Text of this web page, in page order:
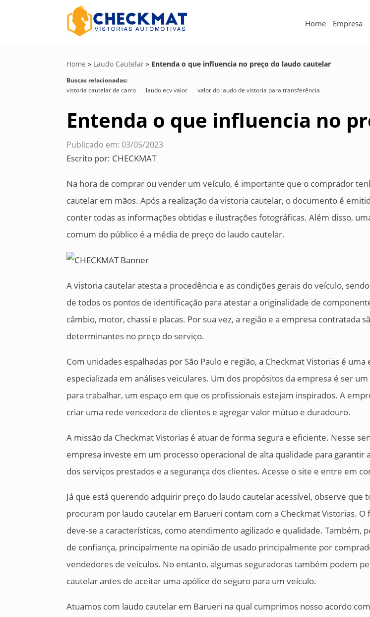
Home Empresa
Home » Laudo Cautelar » Entenda o que influencia no preço do laudo cautelar
Buscas relacionadas:
vistoria cautelar de carro
laudo ecv valor valor do laudo de vistoria para transferência
Entenda o que influencia no
Publicado em: 03/05/2023
Escrito por: CHECKMAT
Na hora de comprar ou vender um veículo, é importante que o comprador
cautelar em mãos. Após a realização da vistoria cautelar, o documento é
conter todas as informações obtidas e ilustrações fotográficas. Além disso,
comum do público é a média de preço do laudo cautelar.
A vistoria cautelar atesta a procedência e as condições gerais do veículo,
de todos os pontos de identificação para atestar a originalidade de
câmbio, motor, chassi e placas. Por sua vez, a região e a empresa contratada
determinantes no preço do serviço.
Com unidades espalhadas por São Paulo e região, a Checkmat Vistorias é uma
especializada em análises veiculares. Um dos propósitos da empresa é ser
para trabalhar, um espaço em que os profissionais estejam inspirados. A
criar uma rede vencedora de clientes e agregar valor mútuo e duradouro.
A missão da Checkmat Vistorias é atuar de forma segura e eficiente. Nesse
empresa investe em um processo operacional de alta qualidade para garantir
dos serviços prestados e a segurança dos clientes. Acesse o site e entre em
Já que está querendo adquirir preço do laudo cautelar acessível, observe que
procuram por laudo cautelar em Barueri contam com a Checkmat Vistorias.
deve-se a características, como atendimento agilizado e qualidade. Também,
de confiança, principalmente na opinião de usado principalmente por
vendedores de veículos. No entanto, algumas seguradoras também podem
cautelar antes de aceitar uma apólice de seguro para um veículo.
Atuamos com laudo cautelar em Barueri na qual cumprimos nosso acordo